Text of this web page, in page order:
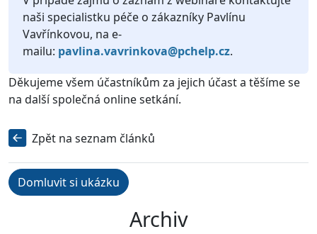
naši specialistku péče o zákazníky Pavlínu
Vavřínkovou, na e-
mailu: pavlina.vavrinkova@pchelp.cz.
Děkujeme všem účastníkům za jejich účast a těšíme se
na další společná online setkání.
Zpět na seznam článků
Domluvit si ukázku
Archiv